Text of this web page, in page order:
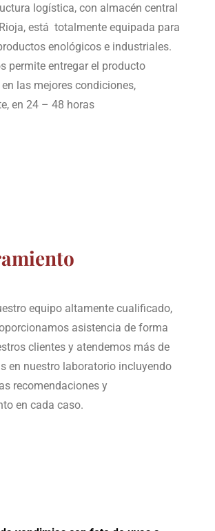
logística, con almacén central
está totalmente equipada para
enológicos e industriales.
permite entregar el producto
las mejores condiciones,
en 24 – 48 horas
equipo altamente cualificado,
asistencia de forma
clientes y atendemos más de
en nuestro laboratorio incluyendo
recomendaciones y
en cada caso.